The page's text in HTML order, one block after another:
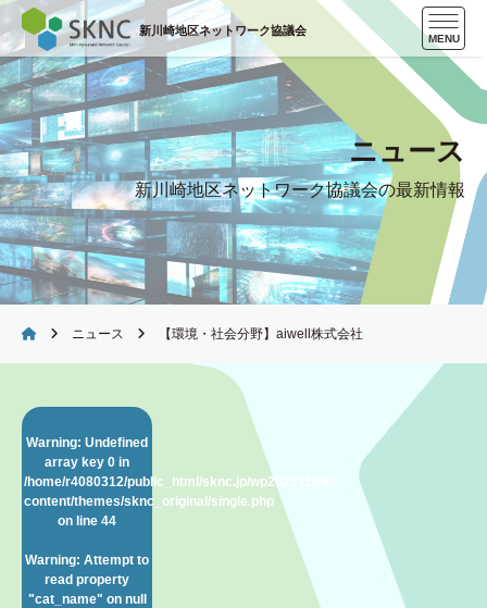
Skip
to
content
新川崎地区ネットワーク協議会
MENU
ニュース
新川崎地区ネットワーク協議会の最新情報
ニュース 【環境・社会分野】aiwell株式会社
Warning: Undefined
array key 0 in
/home/r4080312/public_html/sknc.jp/wp202311/wp-
content/themes/sknc_original/single.php
on line 44
Warning: Attempt to
read property
"cat_name" on null